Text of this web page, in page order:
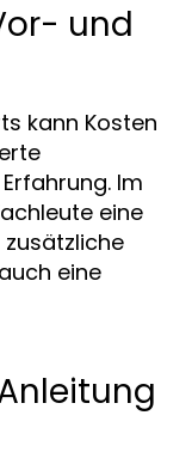
und
kann Kosten
Im
eine
eine